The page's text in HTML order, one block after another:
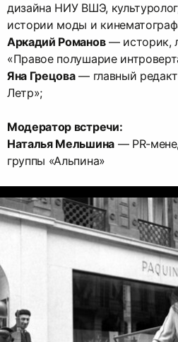
дизайна НИУ ВШЭ,
Аркадий Романов— историк,
Яна Грецова— главный
Летр»;
Модератор встречи:
Наталья Мельшина— PR-
группы «Альпина»